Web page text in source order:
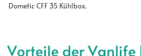
Dometic CFF 35 Kühlbox.